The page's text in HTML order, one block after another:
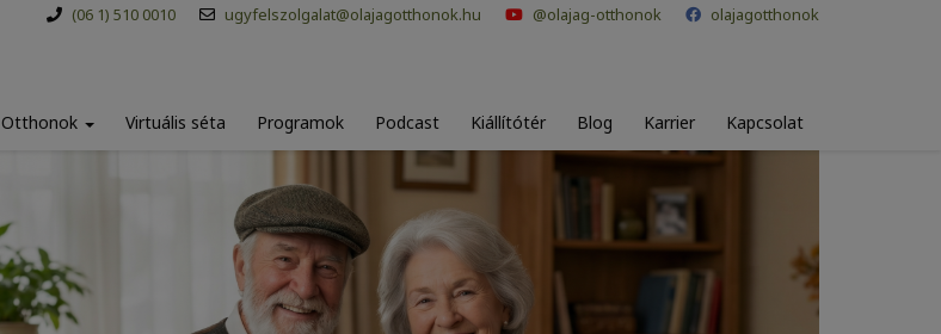
(06 1) 510 0010 ugyfelszolgalat@olajagotthonok.hu @olajag-otthonok olajagotthonok
Otthonok Virtuális séta Programok Podcast Kiállítótér Blog Karrier Kapcsolat